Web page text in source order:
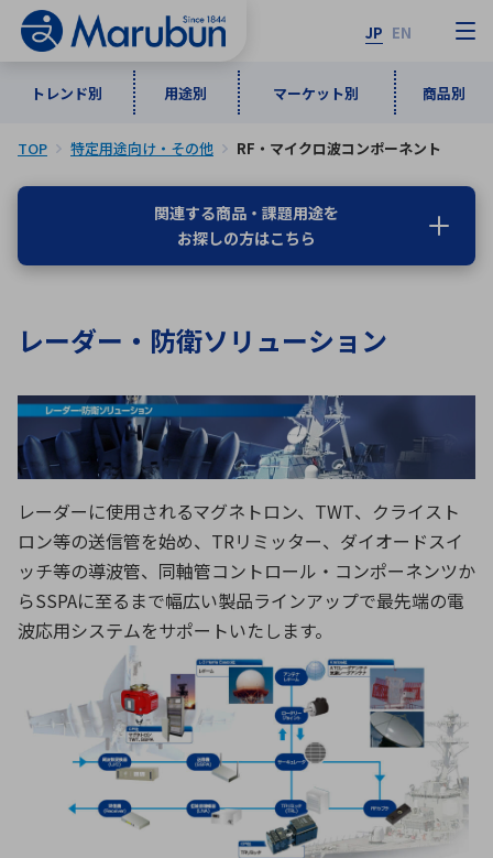
JP EN
トレンド別 用途別 マーケット別 商品別
トレンド別
インダストリアルDXソリューション
5G・Local 5G
ワイヤレス給電
ロボティクス（AI）
データセンタ・クラウド
ミリ波レーダー
ブログ｜ここから始まる最新技術
用途別
通信・ネットワーク
監視・セキュリティ
計測・検出
品質管理・検査
接着・接合
製品製造・加工
レーダ・衛星通信
マーケット別
情報通信 宇宙・防衛
民生 医療
商品別
計測・測定・表示機器 検査・分析機器
ICTソリューション 組立・ロボティクス
レーザー・光学部品 組込コンピュータ
特定用途向け・その他 サービス
メーカ一覧
な行
は行 ま行
アルファベット順
A B C
D
E
F G
I
J K
L
M
N O
R S
T
U
V W
X
Y
Z
検索
TOP 特定用途向け・その他 RF・マイクロ波コンポーネント
関連する商品・課題用途を
お探しの方はこちら
レーダー・防衛ソリューション
レーダーに使用されるマグネトロン、TWT、クライスト
ロン等の送信管を始め、TRリミッター、ダイオードスイ
ッチ等の導波管、同軸管コントロール・コンポーネンツか
らSSPAに至るまで幅広い製品ラインアップで最先端の電
波応用システムをサポートいたします。